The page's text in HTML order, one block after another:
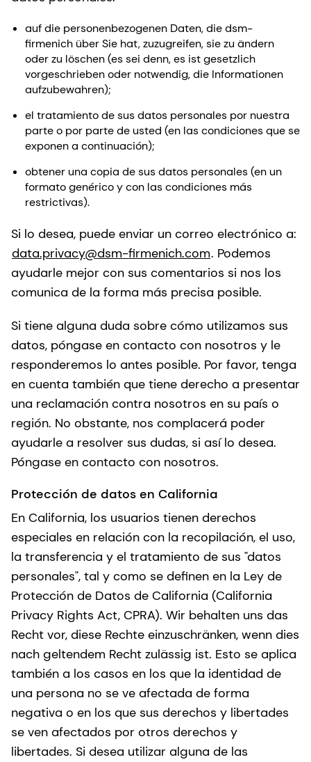
auf die personenbezogenen Daten, die dsm-
firmenich über Sie hat, zuzugreifen, sie zu ändern
oder zu löschen (es sei denn, es ist gesetzlich
vorgeschrieben oder notwendig, die Informationen
aufzubewahren);
el tratamiento de sus datos personales por nuestra
parte o por parte de usted (en las condiciones que se
exponen a continuación);
obtener una copia de sus datos personales (en un
formato genérico y con las condiciones más
restrictivas).
Si lo desea, puede enviar un correo electrónico a:
data.privacy@dsm-firmenich.com. Podemos
ayudarle mejor con sus comentarios si nos los
comunica de la forma más precisa posible.
Si tiene alguna duda sobre cómo utilizamos sus
datos, póngase en contacto con nosotros y le
responderemos lo antes posible. Por favor, tenga
en cuenta también que tiene derecho a presentar
una reclamación contra nosotros en su país o
región. No obstante, nos complacerá poder
ayudarle a resolver sus dudas, si así lo desea.
Póngase en contacto con nosotros.
Protección de datos en California
En California, los usuarios tienen derechos
especiales en relación con la recopilación, el uso,
la transferencia y el tratamiento de sus "datos
personales", tal y como se definen en la Ley de
Protección de Datos de California (California
Privacy Rights Act, CPRA). Wir behalten uns das
Recht vor, diese Rechte einzuschränken, wenn dies
nach geltendem Recht zulässig ist. Esto se aplica
también a los casos en los que la identidad de
una persona no se ve afectada de forma
negativa o en los que sus derechos y libertades
se ven afectados por otros derechos y
libertades. Si desea utilizar alguna de las